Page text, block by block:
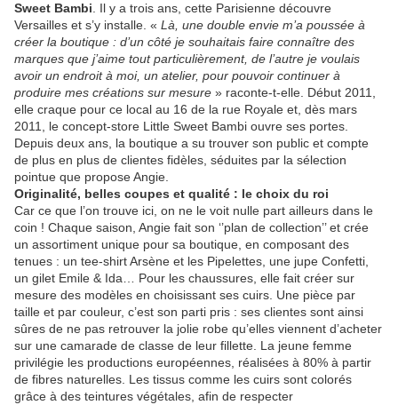
Sweet Bambi . Il y a trois ans, cette Parisienne découvre
Versailles et s’y installe. « Là, une double envie m’a poussée à
créer la boutique : d’un côté je souhaitais faire connaître des
marques que j’aime tout particulièrement, de l’autre je voulais
avoir un endroit à moi, un atelier, pour pouvoir continuer à
produire mes créations sur mesure » raconte-t-elle. Début 2011,
elle craque pour ce local au 16 de la rue Royale et, dès mars
2011, le concept-store Little Sweet Bambi ouvre ses portes.
Depuis deux ans, la boutique a su trouver son public et compte
de plus en plus de clientes fidèles, séduites par la sélection
pointue que propose Angie.
Originalité, belles coupes et qualité : le choix du roi
Car ce que l’on trouve ici, on ne le voit nulle part ailleurs dans le
coin ! Chaque saison, Angie fait son ‘’plan de collection’’ et crée
un assortiment unique pour sa boutique, en composant des
tenues : un tee-shirt Arsène et les Pipelettes, une jupe Confetti,
un gilet Emile & Ida… Pour les chaussures, elle fait créer sur
mesure des modèles en choisissant ses cuirs. Une pièce par
taille et par couleur, c’est son parti pris : ses clientes sont ainsi
sûres de ne pas retrouver la jolie robe qu’elles viennent d’acheter
sur une camarade de classe de leur fillette. La jeune femme
privilégie les productions européennes, réalisées à 80% à partir
de fibres naturelles. Les tissus comme les cuirs sont colorés
grâce à des teintures végétales, afin de respecter